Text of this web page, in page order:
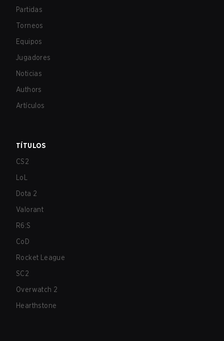
Partidas
Torneos
Equipos
Jugadores
Noticias
Authors
Artículos
TÍTULOS
CS2
LoL
Dota 2
Valorant
R6:S
CoD
Rocket League
SC2
Overwatch 2
Hearthstone